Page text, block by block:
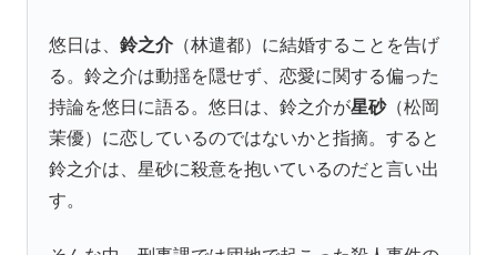
悠日は、鈴之介 （林遣都）に結婚することを告げ
る。鈴之介は動揺を隠せず、恋愛に関する偏った
持論を悠日に語る。悠日は、鈴之介が星砂（松岡
茉優）に恋しているのではないかと指摘。すると
鈴之介は、星砂に殺意を抱いているのだと言い出
す。